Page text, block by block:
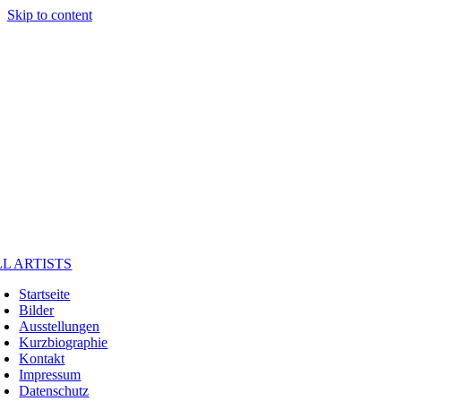
Skip to content
ARTISTS
Startseite
Bilder
Ausstellungen
Kurzbiographie
Kontakt
Impressum
Datenschutz